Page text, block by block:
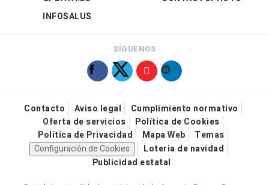
INFOSALUS
SÍGUENOS
Contacto Aviso legal
Cumplimiento normativo
Oferta de servicios
Política de Cookies
Política de Privacidad
Mapa Web
Temas
Configuración de Cookies
Loteria de navidad
Publicidad estatal